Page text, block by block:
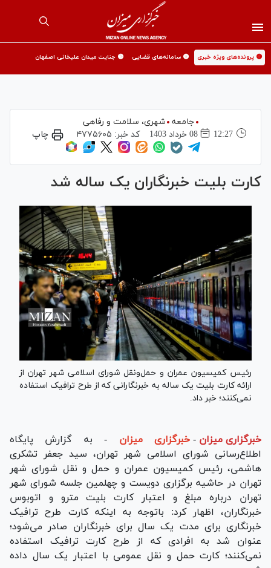
🟡 پرونده‌های ویژه خبری 🟡 سامانه‌های قضایی 🟡 جنایت میدان علیخانی اصفهان
جامعه
شهری،‌ سلامت و رفاهی
12:27
08 خرداد 1403 کد خبر: ۴۷۷۵۶۰۵ چاپ
کارت بلیت خبرنگاران یک ساله شد
رئیس کمیسیون عمران و حمل‌و‌نقل شورای اسلامی شهر تهران از
ارائه کارت بلیت یک ساله به خبرنگارانی که از طرح ترافیک استفاده
نمی‌کنند؛ خبر داد.
خبرگزاری میزان - خبرگزاری میزان - به گزارش پایگاه
اطلاع‌رسانی شورای اسلامی شهر تهران، سید جعفر تشکری
هاشمی، رئیس کمیسیون عمران و حمل و نقل شورای شهر
تهران در حاشیه برگزاری دویست و چهلمین جلسه شورای شهر
تهران درباره مبلغ و اعتبار کارت بلیت مترو و اتوبوس
خبرنگاران، اظهار کرد: باتوجه به اینکه کارت طرح ترافیک
خبرنگاری برای مدت یک سال برای خبرنگاران صادر می‌شود؛
عنوان شد به افرادی که از طرح کارت ترافیک استفاده
نمی‌کنند؛ کارت حمل و نقل عمومی با اعتبار یک سال داده